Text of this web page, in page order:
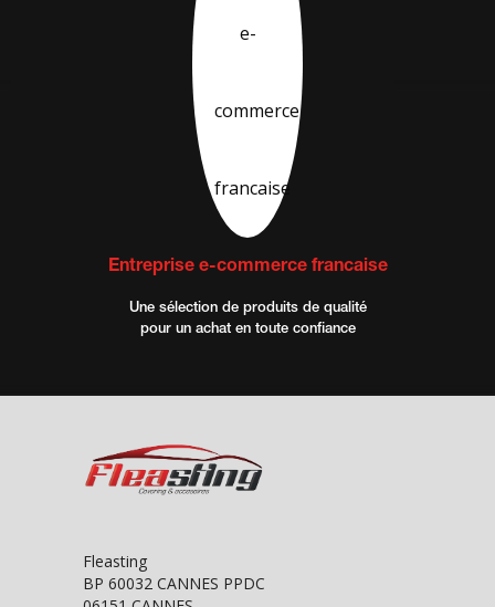
Entreprise e-commerce francaise
Une sélection de produits de qualité
pour un achat en toute confiance
Fleasting
BP 60032 CANNES PPDC